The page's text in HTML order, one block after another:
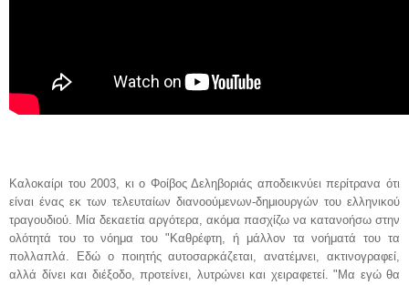
Καλοκαίρι του 2003, κι ο Φοίβος Δεληβοριάς αποδεικνύει περίτρανα ότι
είναι ένας εκ των τελευταίων διανοούμενων-δημιουργών του ελληνικού
τραγουδιού. Μία δεκαετία αργότερα, ακόμα πασχίζω να κατανοήσω στην
ολότητά του το νόημα του "Καθρέφτη, ή μάλλον τα νοήματά του τα
πολλαπλά. Εδώ ο ποιητής αυτοσαρκάζεται, ανατέμνει, ακτινογραφεί,
αλλά δίνει και διέξοδο, προτείνει, λυτρώνει και χειραφετεί. "Μα εγώ θα